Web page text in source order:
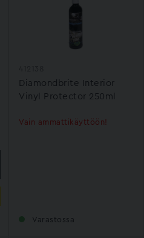
Diamondbrite Interior
Vinyl Protector 250ml
Varastossa
Vain ammattikäyttöön!